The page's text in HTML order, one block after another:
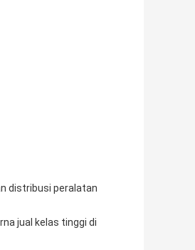
distribusi peralatan
jual kelas tinggi di